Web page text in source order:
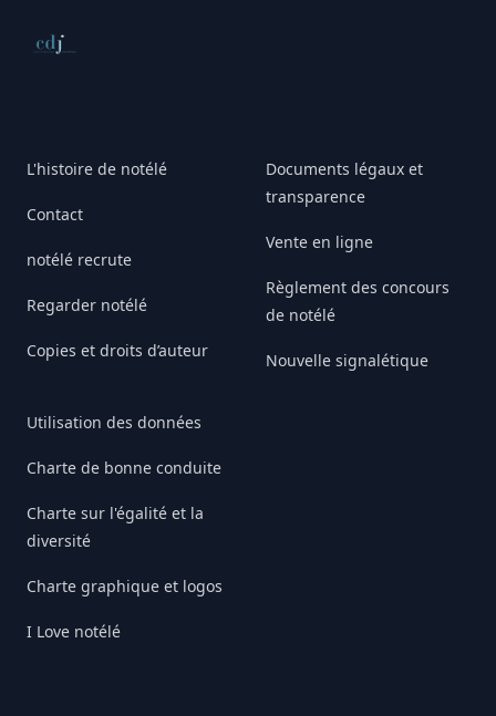
Conseil de déontologie journalistique
L'histoire de notélé
Contact
notélé recrute
Regarder notélé
Copies et droits d’auteur
Utilisation des données
Charte de bonne conduite
Charte sur l'égalité et la
diversité
Charte graphique et logos
I Love notélé
Documents légaux et
transparence
Vente en ligne
Règlement des concours
de notélé
Nouvelle signalétique